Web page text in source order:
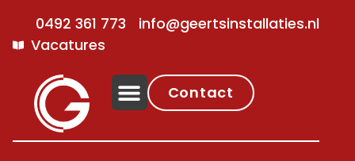
0492 361 773
info@geertsinstallaties.nl
Vacatures
Contact